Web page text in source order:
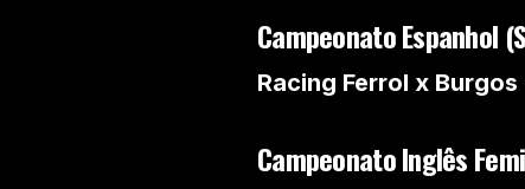
Campeonato Espanhol
Racing Ferrol x Burgos
Campeonato Inglês